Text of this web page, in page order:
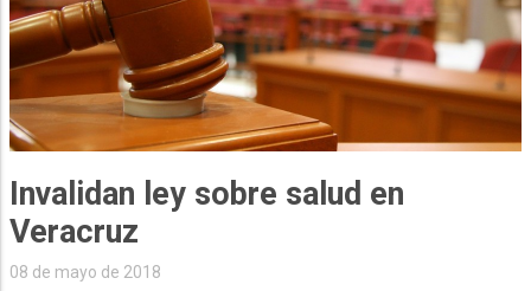
Invalidan ley sobre salud en
Veracruz
08 de mayo de 2018